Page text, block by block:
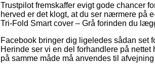
Trustpilot fremskaffer evigt gode chancer
herved er det klogt, at du ser nærmere på
Tri-Fold Smart cover – Grå forinden du
Facebook bringer dig ligeledes sådan set
Herinde ser vi en del forhandlere på
på samme måde må anvendes til